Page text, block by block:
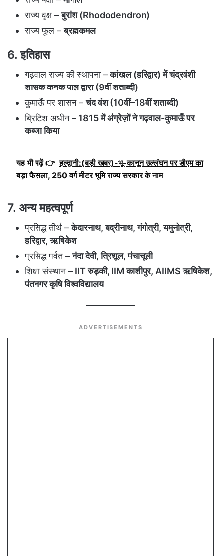
राज्य वृक्ष –बुरांश (Rhododendron)
राज्य फूल –ब्रह्मकमल
6. इतिहास
गढ़वाल राज्य की स्थापना –कांखल (हरिद्वार) में चंद्रवंशी
शासक कनक पाल द्वारा (9वीं शताब्दी)
कुमाऊँ पर शासन –चंद वंश (10वीं–18वीं शताब्दी)
ब्रिटिश अधीन – 1815 में अंग्रेज़ों ने गढ़वाल-कुमाऊँ पर
कब्जा किया
यह भी पढ़ें 👉 हल्द्वानी:(बड़ी खबर)-भू-कानून उल्लंघन पर डीएम का
बड़ा फैसला, 250 वर्ग मीटर भूमि राज्य सरकार के नाम
7. अन्य महत्वपूर्ण
प्रसिद्ध तीर्थ –केदारनाथ, बद्रीनाथ, गंगोत्री, यमुनोत्री,
हरिद्वार, ऋषिकेश
प्रसिद्ध पर्वत –नंदा देवी, त्रिशूल, पंचाचूली
शिक्षा संस्थान – IIT रुड़की, IIM काशीपुर, AIIMS ऋषिकेश,
पंतनगर कृषि विश्वविद्यालय
ADVERTISEMENTS